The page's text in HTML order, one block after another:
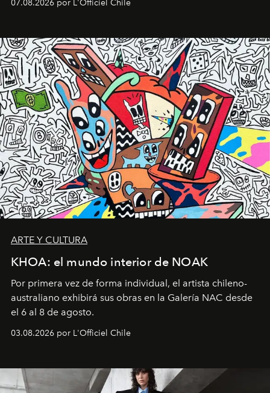
diseño y el universo outdoor.
07.08.2026 por L'Officiel Chile
ARTE Y CULTURA
KHOA: el mundo interior de NOAK
Por primera vez de forma individual, el artista chileno-
australiano exhibirá sus obras en la Galería NAC desde
el 6 al 8 de agosto.
03.08.2026 por L'Officiel Chile